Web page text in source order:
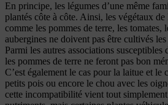
En principe, les légumes d’une même
plantés côte à côte. Ainsi, les végétaux
comme les pommes de terre, les tomates,
aubergines ne doivent pas être cultivés les
Parmi les autres associations susceptibles
les pommes de terre ne feront pas bon
C’est également le cas pour la laitue et le
petits pois ou encore le chou avec les
cette incompatibilité vient tout